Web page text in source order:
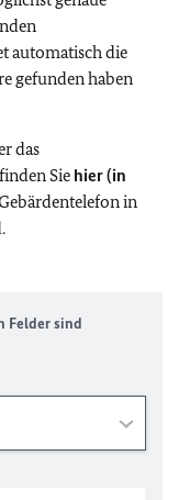
automatisch die
gefunden haben
das
Sie hier (in
in
Felder sind